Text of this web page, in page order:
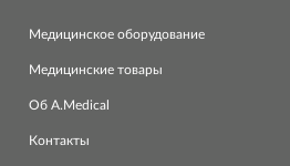
Медицинское оборудование
Медицинские товары
Об A.Medical
Контакты